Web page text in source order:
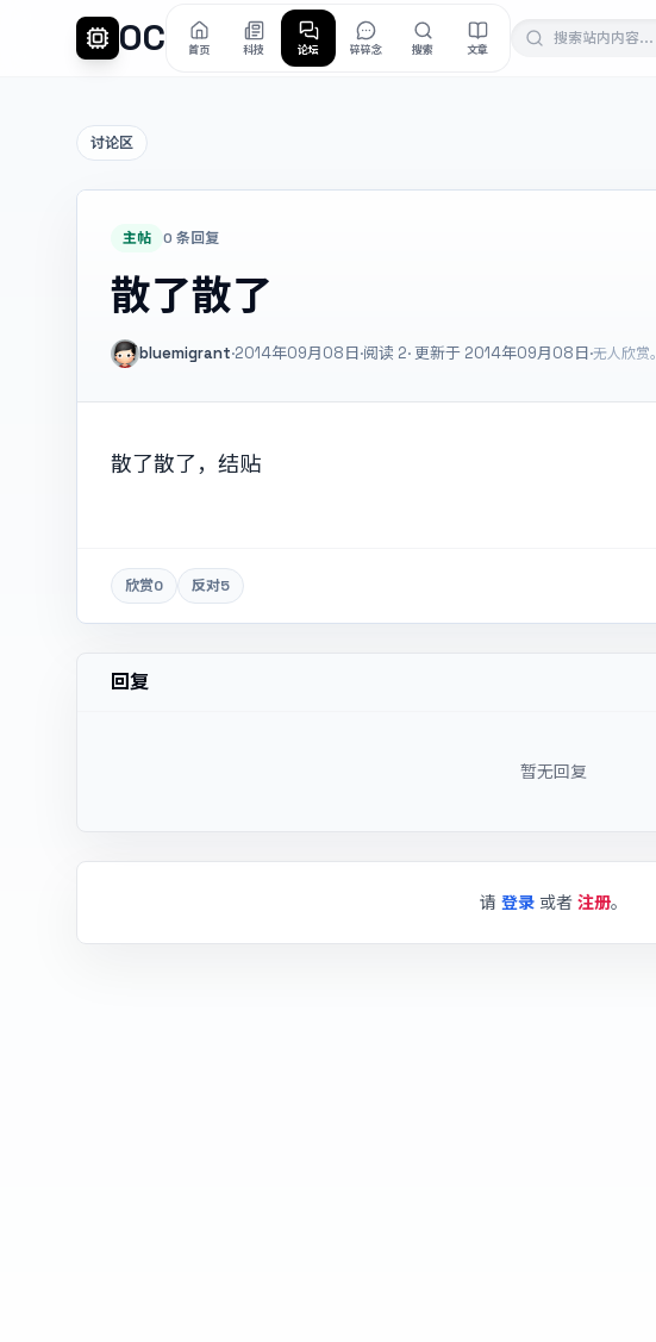
OC 首页 科技 论坛 碎碎念 搜索 文章
讨论区
主帖 0 条回复
散了散了
bluemigrant·2014年09月08日·阅读 2· 更新于 2014年09月08日·无人欣赏。
散了散了，结贴
欣赏0 反对5
回复
暂无回复
请登录 或者注册。